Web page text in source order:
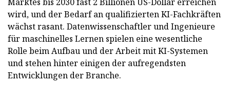
wird, und der Bedarf an qualifizierten KI-Fachkräften
wächst rasant. Datenwissenschaftler und Ingenieure
für maschinelles Lernen spielen eine wesentliche
Rolle beim Aufbau und der Arbeit mit KI-Systemen
und stehen hinter einigen der aufregendsten
Entwicklungen der Branche.